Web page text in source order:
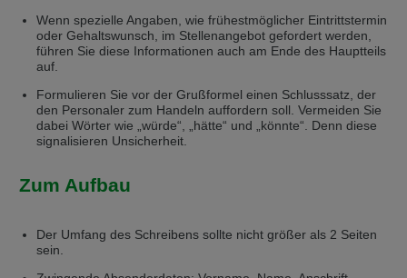
We have detected, that your browser prefers another language than the
selected one. This website is also available in Czech. Would you like to
switch to the Czech version?
Switch to Czech version Stay on this version
Zdá se, že Váš prohlížeč je v jiném jazyce, než jaký je momentálně používán.
Přepnout na českou verzi
stránka je také k dispozici v němčině. Přejete si přejít na německou verzi?
Wenn spezielle Angaben, wie frühestmöglicher Eintrittstermin
oder Gehaltswunsch, im Stellenangebot gefordert werden,
führen Sie diese Informationen auch am Ende des Hauptteils
auf.
Formulieren Sie vor der Grußformel einen Schlusssatz, der
den Personaler zum Handeln auffordern soll. Vermeiden Sie
dabei Wörter wie „würde“, „hätte“ und „könnte“. Denn diese
signalisieren Unsicherheit.
Zum Aufbau
Der Umfang des Schreibens sollte nicht größer als 2 Seiten
sein.